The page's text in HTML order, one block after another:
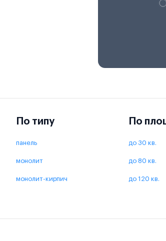
По типу
панель
монолит
монолит-кирпич
По
до 30 кв.
до 80 кв.
до 120 кв.